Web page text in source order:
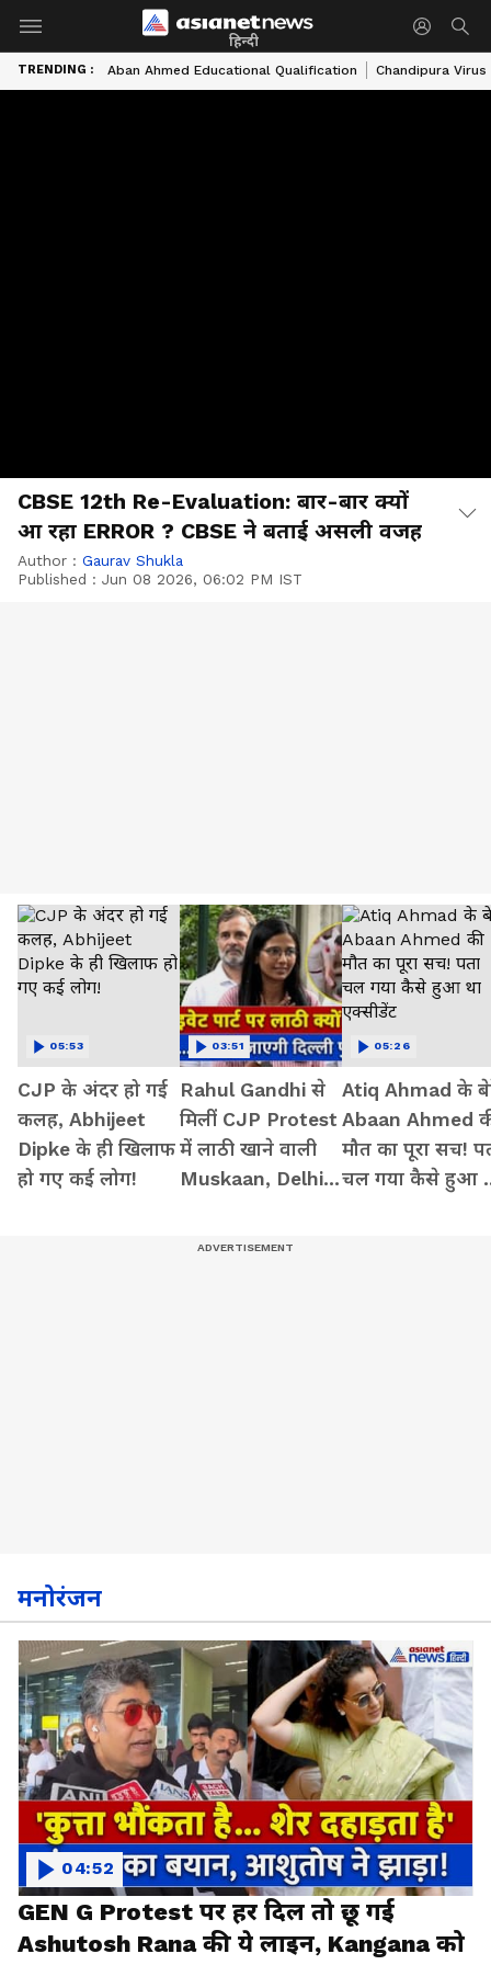
हिन्दी
TRENDING : Aban Ahmed Educational Qualification Chandipura
CBSE 12th Re-Evaluation: बार-बार क्यों
आ रहा ERROR ? CBSE ने बताई असली वजह
Author : Gaurav Shukla
Published : Jun 08 2026, 06:02 PM IST
CJP के अंदर हो गई
कलह, Abhijeet
Dipke के ही खिलाफ
हो गए कई लोग!
05:53
Rahul Gandhi से
मिलीं CJP Protest
में लाठी खाने वाली
Muskaan, Delhi
03:51
Atiq Ahmad के
Abaan Ahmed
मौत का पूरा सच!
चल गया कैसे हुआ
05:26
मनोरंजन
GEN G Protest पर हर दिल तो छू गई
Ashutosh Rana की ये लाइन, Kangana को
04:52